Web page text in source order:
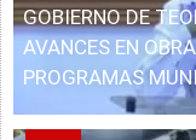
GOBIERNO DE
AVANCES EN
PROGRAMAS